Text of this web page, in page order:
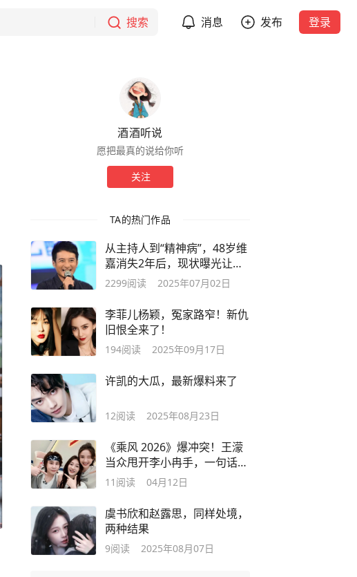
搜索 消息 发布 登录
酒酒听说
愿把最真的说给你听
关注
TA的热门作品
从主持人到“精神病”，48岁维
嘉消失2年后，现状曝光让人
唏嘘
2299阅读 2025年07月02日
李菲儿杨颖，冤家路窄！新仇
旧恨全来了！
194阅读 2025年09月17日
许凯的大瓜，最新爆料来了
12阅读 2025年08月23日
《乘风 2026》爆冲突！王濛
当众甩开李小冉手，一句话撕
开综艺 黑幕
11 阅读 04月12日
虞书欣和赵露思，同样处境，
两种结果
9阅读 2025年08月07日